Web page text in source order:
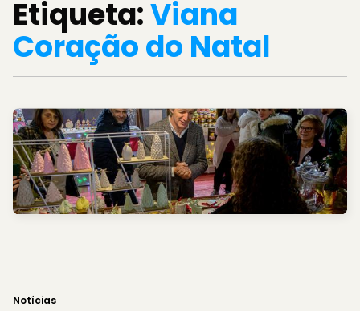
Etiqueta:Viana
Coração do Natal
Notícias